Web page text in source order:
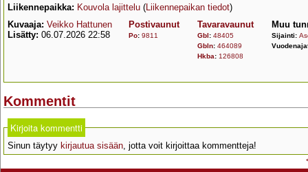
Liikennepaikka: Kouvola lajittelu (Liikennepaikan tiedot)
Kuvaaja: Veikko Hattunen
Lisätty: 06.07.2026 22:58
Postivaunut
Po: 9811
Tavaravaunut
Gbl: 48405
Gbln: 464089
Hkba: 126808
Muu
Sijainti:
Kommentit
Kirjoita kommentti
Sinun täytyy kirjautua sisään, jotta voit kirjoittaa kommentteja!